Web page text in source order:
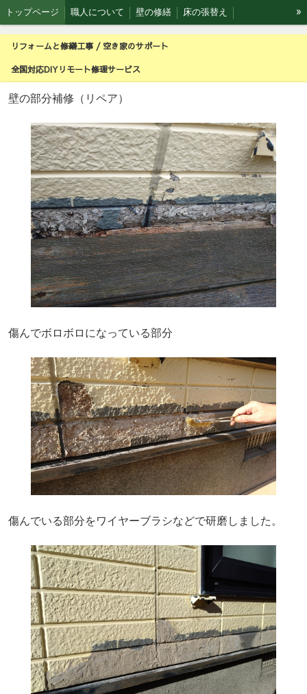
トップページ 職人について 壁の修繕 床の張替え
ピザ窯製作 森の工房 ウッドデッキ 空き家のお手伝い
»
リフォームと修繕工事 / 空き家のサポート
全国対応DIYリモート修理サービス
壁の部分補修（リペア）
傷んでボロボロになっている部分
傷んでいる部分をワイヤーブラシなどで研磨しました。